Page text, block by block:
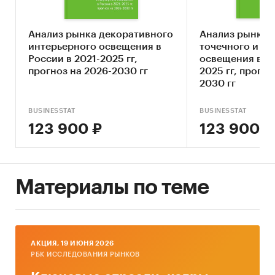
• Охарактеризовать основных игроков рынка
люстр.
Методы исследования:
• Мониторинг материалов печатных и
изданий, аналитических обзоров рынка,
материалов маркетинговых и консалтинговых
компаний;
• Сбор и анализ информации, представленной
на сайтах российских игроков рынка;
• Анализ показателей посещаемости и
контента сайтов игроков рынка.
IT и телекоммуникации
Россия
Анализ рынка декоративного
интерьерного освещения в
России в 2021-2025 гг,
прогноз на 2026-2030 гг
BUSINESSTAT
123 900 ₽
Анализ рынка
точечного и
освещения в
2025 гг,
2030 гг
BUSINESSTAT
123 900 ₽
Материалы по теме
AКЦИЯ, 19 ИЮНЯ 2026
РБК ИССЛЕДОВАНИЯ РЫНКОВ